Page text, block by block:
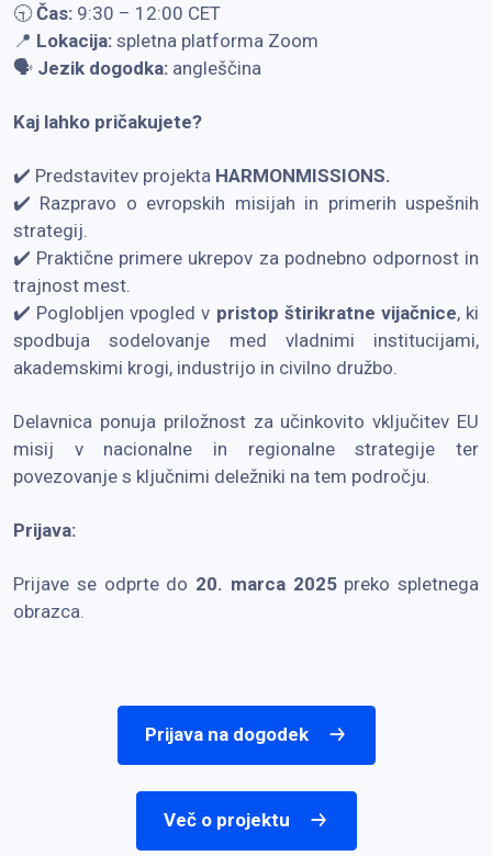
🕤Čas: 9:30 – 12:00 CET
📍 Lokacija: spletna platforma Zoom
🗣️ Jezik dogodka: angleščina
Kaj lahko pričakujete?
✔️ Predstavitev projekta HARMONMISSIONS.
✔️ Razpravo o evropskih misijah in primerih uspešnih
strategij.
✔️ Praktične primere ukrepov za podnebno odpornost in
trajnost mest.
✔️ Poglobljen vpogled v pristop štirikratne vijačnice, ki
spodbuja sodelovanje med vladnimi institucijami,
akademskimi krogi, industrijo in civilno družbo.
Delavnica ponuja priložnost za učinkovito vključitev EU
misij v nacionalne in regionalne strategije ter
povezovanje s ključnimi deležniki na tem področju.
Prijava:
Prijave se odprte do 20. marca 2025 preko spletnega
obrazca.
Prijava na dogodek
Več o projektu